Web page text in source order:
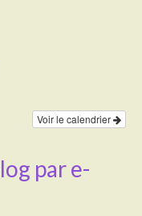
Voir le calendrier
par e-